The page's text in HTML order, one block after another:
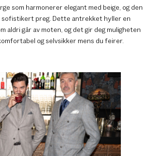
som harmonerer elegant med beige, og den
preg. Dette antrekket hyller en
aldri går av moten, og det gir deg muligheten
og selvsikker mens du feirer.